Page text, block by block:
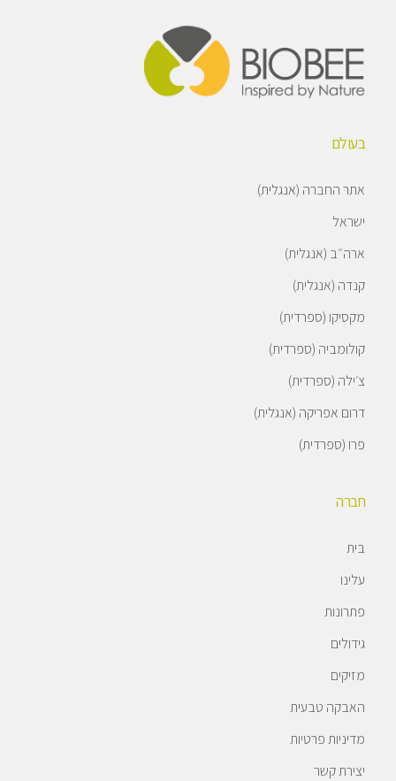
בעולם
אתר החברה (אנגלית)
ישראל
ארה״ב (אנגלית)
קנדה (אנגלית)
מקסיקו (ספרדית)
קולומביה (ספרדית)
צ׳ילה (ספרדית)
דרום אפריקה (אנגלית)
פרו (ספרדית)
חברה
בית
עלינו
פתרונות
גידולים
מזיקים
האבקה טבעית
מדיניות פרטיות
יצירת קשר